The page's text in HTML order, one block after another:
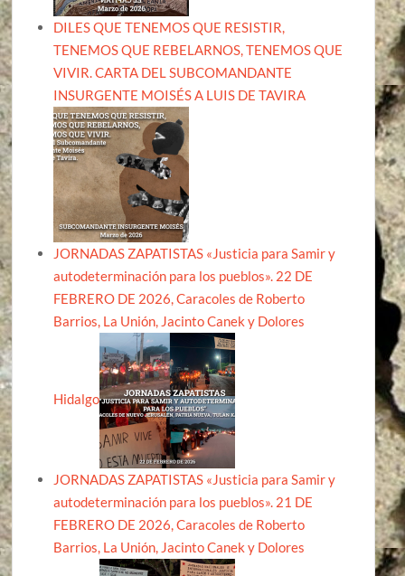
DILES QUE TENEMOS QUE RESISTIR,
TENEMOS QUE REBELARNOS, TENEMOS QUE
VIVIR. CARTA DEL SUBCOMANDANTE
INSURGENTE MOISÉS A LUIS DE TAVIRA
JORNADAS ZAPATISTAS «Justicia para Samir y
autodeterminación para los pueblos». 22 DE
FEBRERO DE 2026, Caracoles de Roberto
Barrios, La Unión, Jacinto Canek y Dolores
Hidalgo
JORNADAS ZAPATISTAS «Justicia para Samir y
autodeterminación para los pueblos». 21 DE
FEBRERO DE 2026, Caracoles de Roberto
Barrios, La Unión, Jacinto Canek y Dolores